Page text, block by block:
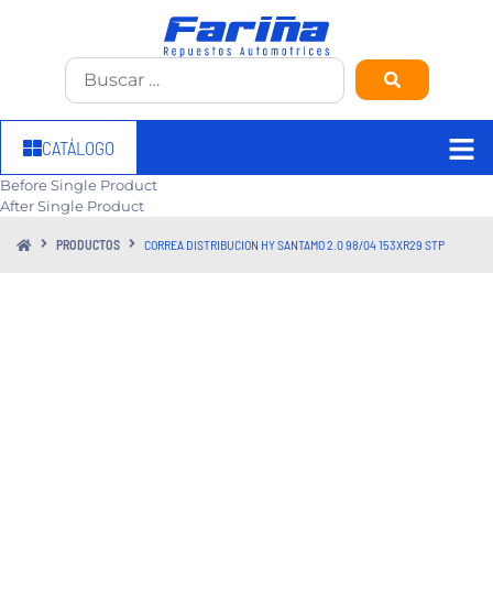
CATÁLOGO
Before Single Product
After Single Product
PRODUCTOS CORREA DISTRIBUCION HY SANTAMO 2.0 98/04 153XR29 STP